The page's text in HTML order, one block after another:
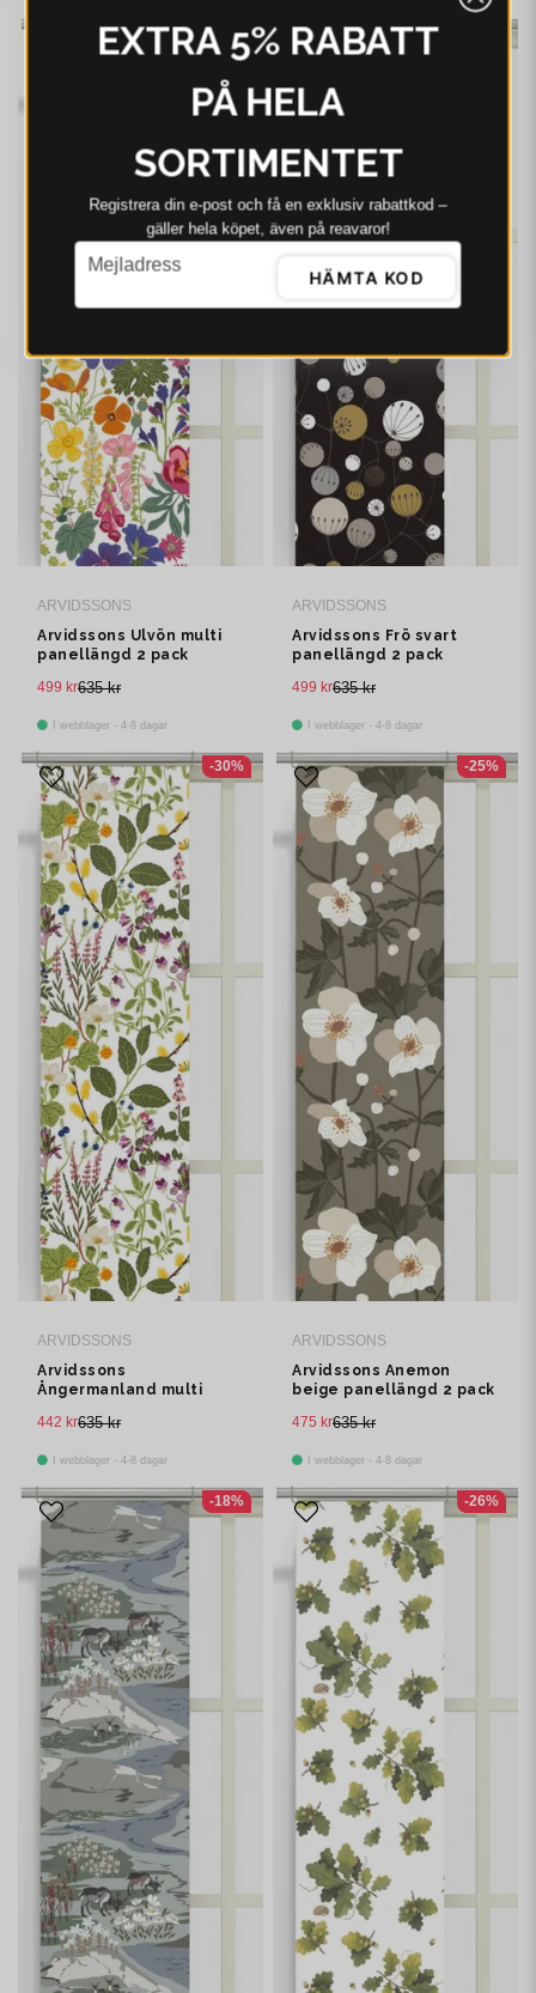
ARVIDSSONS
Arvidssons Ulvön multi
panellängd 2 pack
635 kr
499 kr
I webblager - 4-8 dagar
-21%
ARVIDSSONS
Arvidssons Frö svart
panellängd 2 pack
635 kr
499 kr
I webblager - 4-8 dagar
ARVIDSSONS
Arvidssons
Ångermanland multi
635 kr
442 kr
I webblager - 4-8 dagar
-30%
ARVIDSSONS
Arvidssons Anemon
beige panellängd 2 pack
635 kr
475 kr
I webblager - 4-8 dagar
-25%
-18% -26%
EXTRA 5% RABATT
PÅ HELA
SORTIMENTET
Registrera din e‑post och få en exklusiv rabattkod –
gäller hela köpet, även på reavaror!
email
Mejladress
HÄMTA KOD